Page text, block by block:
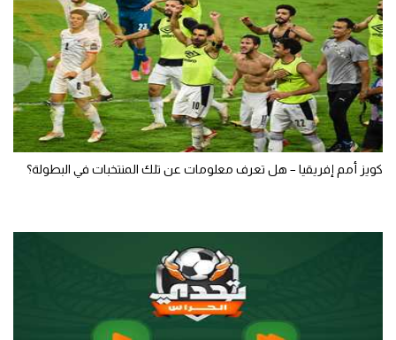
كويز أمم إفريقيا – هل تعرف معلومات عن تلك المنتخبات في البطولة؟